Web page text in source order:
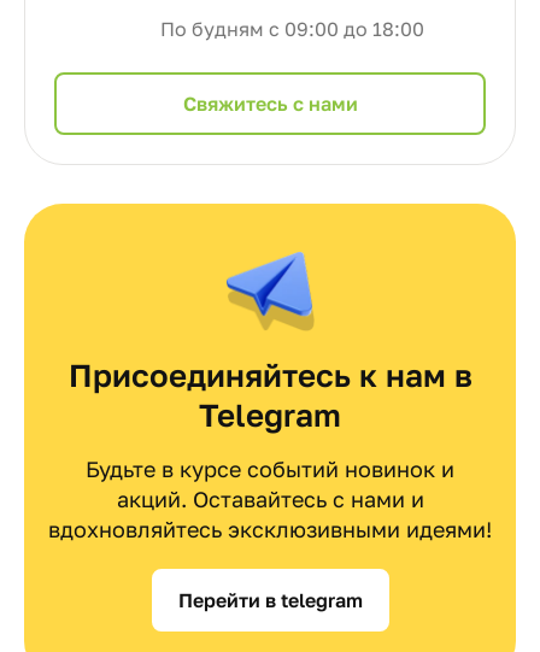
По будням с 09:00 до 18:00
Cвяжитесь с нами
Присоединяйтесь к нам в
Telegram
Будьте в курсе событий новинок и
акций. Оставайтесь с нами и
вдохновляйтесь эксклюзивными идеями!
Перейти в telegram